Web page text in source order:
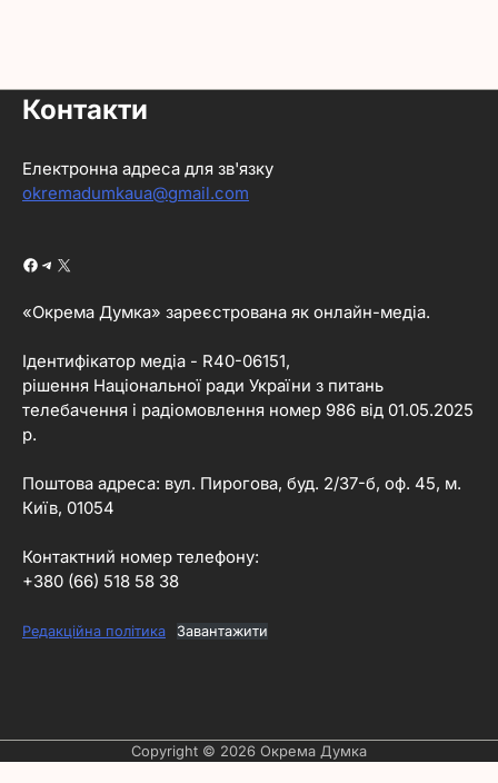
Контакти
Електронна адреса для зв'язку
okremadumkaua@gmail.com
Facebook
Telegram
X
«Окрема Думка» зареєстрована як онлайн-медіа.
Ідентифікатор медіа - R40-06151,
рішення Національної ради України з питань
телебачення і радіомовлення номер 986 від 01.05.2025
р.
Поштова адреса: вул. Пирогова, буд. 2/37-б, оф. 45, м.
Київ, 01054
Контактний номер телефону:
+380 (66) 518 58 38
Редакційна політика Завантажити
Copyright © 2026 Окрема Думка